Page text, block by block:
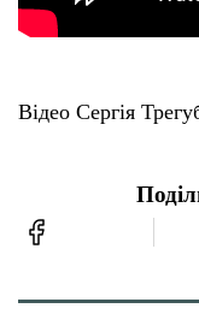
Відео Сергія